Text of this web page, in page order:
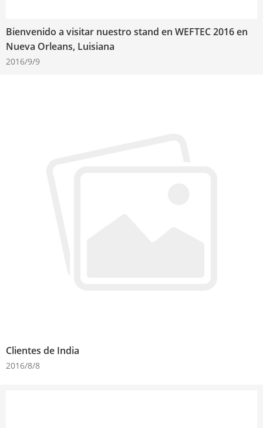
Bienvenido a visitar nuestro stand en WEFTEC 2016 en
Nueva Orleans, Luisiana
2016/9/9
Clientes de India
2016/8/8